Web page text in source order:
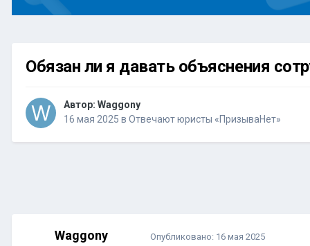
Обязан ли я давать объяснения
Автор: Waggony
16 мая 2025 в Отвечают юристы «ПризываНет»
Waggony Опубликовано: 16 мая 2025